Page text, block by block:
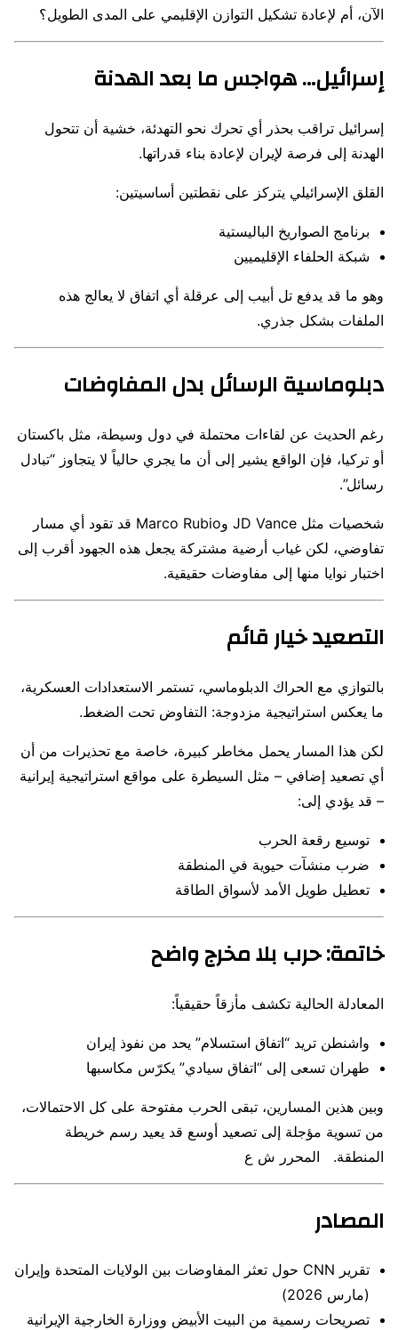
الآن، أم لإعادة تشكيل التوازن الإقليمي على المدى الطويل؟
إسرائيل… هواجس ما بعد الهدنة
إسرائيل تراقب بحذر أي تحرك نحو التهدئة، خشية أن تتحول
الهدنة إلى فرصة لإيران لإعادة بناء قدراتها.
القلق الإسرائيلي يتركز على نقطتين أساسيتين:
برنامج الصواريخ الباليستية
شبكة الحلفاء الإقليميين
وهو ما قد يدفع تل أبيب إلى عرقلة أي اتفاق لا يعالج هذه
الملفات بشكل جذري.
دبلوماسية الرسائل بدل المفاوضات
رغم الحديث عن لقاءات محتملة في دول وسيطة، مثل باكستان
أو تركيا، فإن الواقع يشير إلى أن ما يجري حالياً لا يتجاوز “تبادل
رسائل”.
شخصيات مثل JD Vance وMarco Rubio قد تقود أي مسار
تفاوضي، لكن غياب أرضية مشتركة يجعل هذه الجهود أقرب إلى
اختبار نوايا منها إلى مفاوضات حقيقية.
التصعيد خيار قائم
بالتوازي مع الحراك الدبلوماسي، تستمر الاستعدادات العسكرية،
ما يعكس استراتيجية مزدوجة: التفاوض تحت الضغط.
لكن هذا المسار يحمل مخاطر كبيرة، خاصة مع تحذيرات من أن
أي تصعيد إضافي – مثل السيطرة على مواقع استراتيجية إيرانية
– قد يؤدي إلى:
توسيع رقعة الحرب
ضرب منشآت حيوية في المنطقة
تعطيل طويل الأمد لأسواق الطاقة
خاتمة: حرب بلا مخرج واضح
المعادلة الحالية تكشف مأزقاً حقيقياً:
واشنطن تريد “اتفاق استسلام” يحد من نفوذ إيران
طهران تسعى إلى “اتفاق سيادي” يكرّس مكاسبها
وبين هذين المسارين، تبقى الحرب مفتوحة على كل الاحتمالات،
من تسوية مؤجلة إلى تصعيد أوسع قد يعيد رسم خريطة
المنطقة. المحرر ش ع
المصادر
تقرير CNN حول تعثر المفاوضات بين الولايات المتحدة وإيران
(مارس 2026)
تصريحات رسمية من البيت الأبيض ووزارة الخارجية الإيرانية